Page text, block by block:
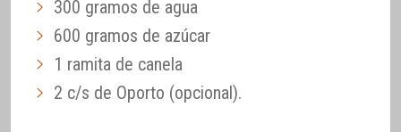
300 gramos de agua
600 gramos de azúcar
1 ramita de canela
2 c/s de Oporto (opcional).